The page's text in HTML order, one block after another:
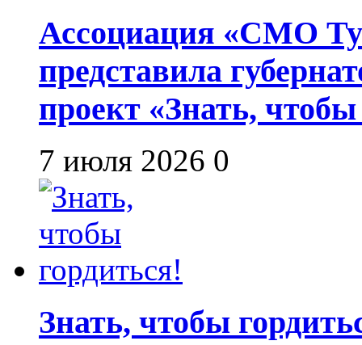
Ассоциация «СМО
представила
проект «Знать,
7 июля 2026 0
Знать, чтобы